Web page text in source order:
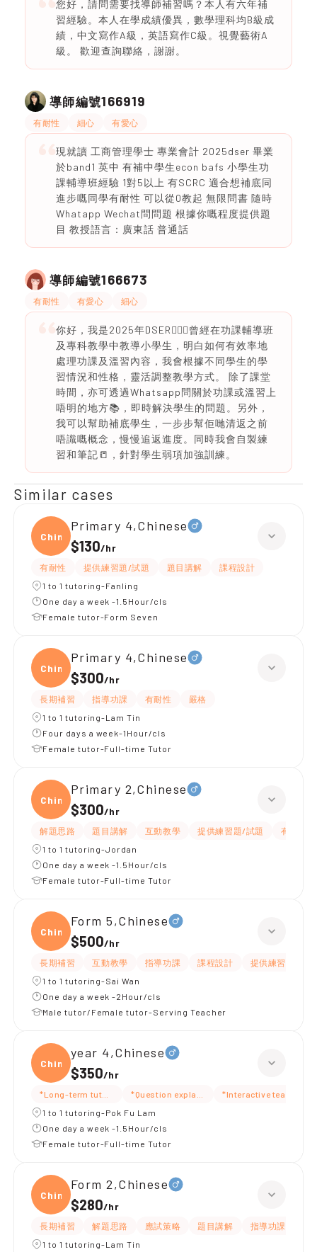
您好，請問需要找導師補習嗎？本人有六年補
習經驗。本人在學成績優異，數學理科均B級成
績，中文寫作A級，英語寫作C級。視覺藝術A
級。 歡迎查詢聯絡，謝謝。
導師編號166919
有耐性 細心 有愛心
現就讀 工商管理學士 專業會計 2025dser 畢業
於band1 英中 有補中學生econ bafs 小學生功
課輔導班經驗 1對5以上 有SCRC 適合想補底同
進步嘅同學有耐性 可以從0教起 無限問書 隨時
Whatapp Wechat問問題 根據你嘅程度提供題
目 教授語言：廣東話 普通話
導師編號166673
有耐性 有愛心 細心
你好，我是2025年DSER🙋🏻‍♀️曾經在功課輔導班
及專科教學中教導小學生，明白如何有效率地
處理功課及溫習內容，我會根據不同學生的學
習情況和性格，靈活調整教學方式。 除了課堂
時間，亦可透過Whatsapp問關於功課或溫習上
唔明的地方📚，即時解決學生的問題。另外，
我可以幫助補底學生，一步步幫佢哋清返之前
唔識嘅概念，慢慢追返進度。同時我會自製練
習和筆記📒，針對學生弱項加強訓練。
Similar cases
Chine
Primary 4,Chinese
$130/hr
有耐性 提供練習題/試題 題目講解
課程設計
1 to 1 tutoring-Fanling
One day a week -1.5Hour/cls
Female tutor-Form Seven
Chine
Primary 4,Chinese
$300/hr
長期補習 指導功課 有耐性
嚴格
1 to 1 tutoring-Lam Tin
Four days a week-1Hour/cls
Female tutor-Full-time Tutor
Chine
Primary 2,Chinese
$300/hr
解題思路 題目講解 互動教學 提供練習題/試題
有愛心
1 to 1 tutoring-Jordan
One day a week -1.5Hour/cls
Female tutor-Full-time Tutor
Chine
Form 5,Chinese
$500/hr
長期補習 互動教學 指導功課 課程設計
提供練習題/試題
1 to 1 tutoring-Sai Wan
One day a week -2Hour/cls
Male tutor/Female tutor-Serving Teacher
Chine
year 4,Chinese
$350/hr
*Long-term tutoring *Question explanation*Interactive teaching
1 to 1 tutoring-Pok Fu Lam
One day a week -1.5Hour/cls
Female tutor-Full-time Tutor
Chine
Form 2,Chinese
$280/hr
長期補習 解題思路 應試策略 題目講解 指導功課
1 to 1 tutoring-Lam Tin